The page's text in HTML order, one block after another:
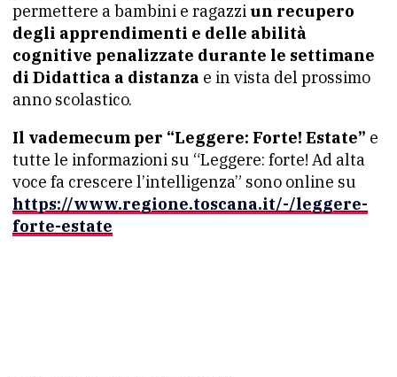
permettere a bambini e ragazzi un recupero
degli apprendimenti e delle abilità
cognitive penalizzate durante le settimane
di Didattica a distanza e in vista del prossimo
anno scolastico.
Il vademecum per “Leggere: Forte! Estate” e
tutte le informazioni su “Leggere: forte! Ad alta
voce fa crescere l’intelligenza” sono online su
https://www.regione.toscana.it/-/leggere-
forte-estate